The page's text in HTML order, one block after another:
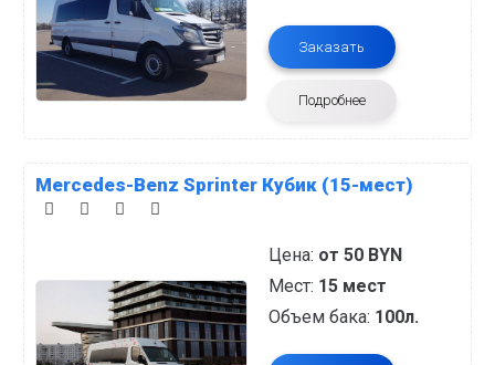
Заказать
Подробнее
Mercedes-Benz Sprinter Кубик (15-мест)
Цена: от 50 BYN
Мест: 15 мест
Объем бака: 100л.